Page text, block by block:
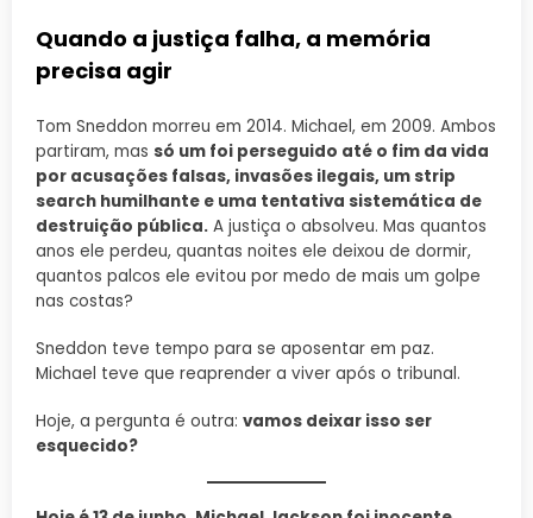
Quando a justiça falha, a memória
precisa agir
Tom Sneddon morreu em 2014. Michael, em 2009. Ambos
partiram, mas só um foi perseguido até o fim da vida
por acusações falsas, invasões ilegais, um strip
search humilhante e uma tentativa sistemática de
destruição pública. A justiça o absolveu. Mas quantos
anos ele perdeu, quantas noites ele deixou de dormir,
quantos palcos ele evitou por medo de mais um golpe
nas costas?
Sneddon teve tempo para se aposentar em paz.
Michael teve que reaprender a viver após o tribunal.
Hoje, a pergunta é outra: vamos deixar isso ser
esquecido?